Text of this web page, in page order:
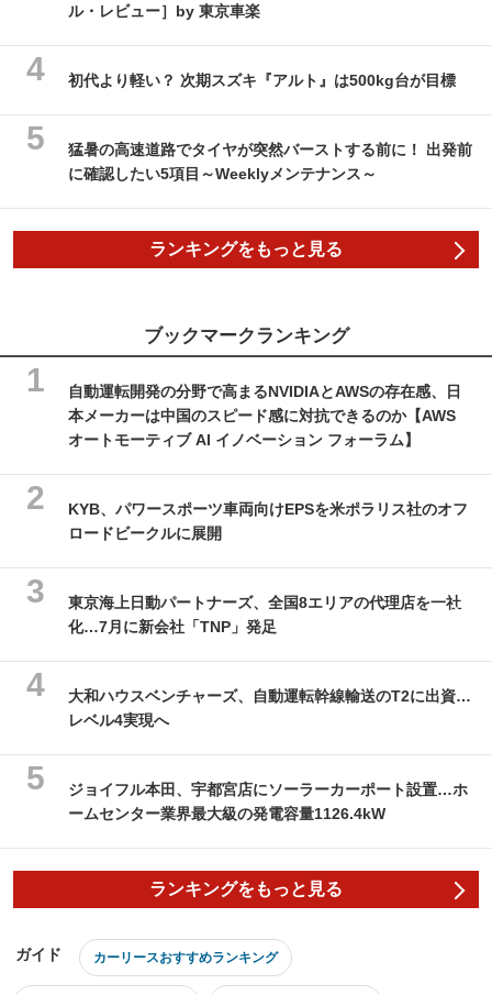
ル・レビュー］by 東京車楽
初代より軽い？ 次期スズキ『アルト』は500kg台が目標
猛暑の高速道路でタイヤが突然バーストする前に！ 出発前
に確認したい5項目～Weeklyメンテナンス～
ランキングをもっと見る
ブックマークランキング
自動運転開発の分野で高まるNVIDIAとAWSの存在感、日
本メーカーは中国のスピード感に対抗できるのか【AWS
オートモーティブ AI イノベーション フォーラム】
KYB、パワースポーツ車両向けEPSを米ポラリス社のオフ
ロードビークルに展開
東京海上日動パートナーズ、全国8エリアの代理店を一社
化…7月に新会社「TNP」発足
大和ハウスベンチャーズ、自動運転幹線輸送のT2に出資…
レベル4実現へ
ジョイフル本田、宇都宮店にソーラーカーポート設置…ホ
ームセンター業界最大級の発電容量1126.4kW
ランキングをもっと見る
ガイド カーリースおすすめランキング